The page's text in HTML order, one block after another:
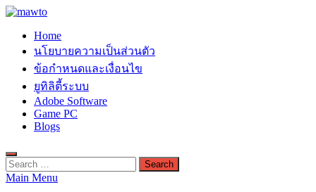
Skip
content
MAWTO
ดาวน์โหลดโปรแกรมฟรี ตัวเต็มถาวร ใหม่ 2023 ไม่ครอบลิงค์
Home
นโยบายความเป็นส่วนตัว
ข้อกำหนดและเงื่อนไข
ยูทิลิตี้ระบบ
Adobe Software
Game PC
Blogs
Search
for:
Main Menu